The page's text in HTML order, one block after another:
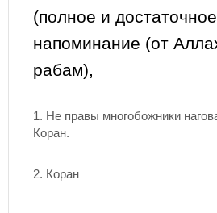
(полное и
напоминание (от
рабам),
1. Не правы многобожники
Коран.
2. Коран